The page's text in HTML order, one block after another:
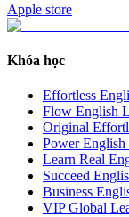
Apple store
Khóa học
Effortless
Flow English
Original
Power
Learn Real
Succeed
Business
VIP Global